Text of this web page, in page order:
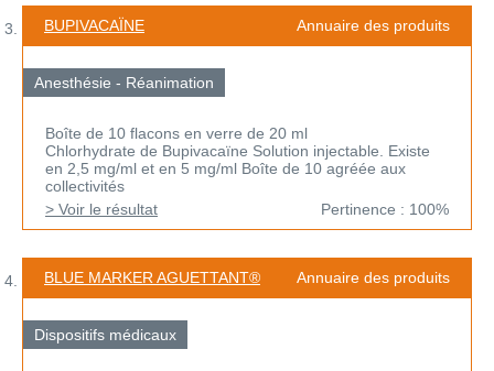
BUPIVACAÏNE Annuaire des produits
Anesthésie - Réanimation
Boîte de 10 flacons en verre de 20 ml
Chlorhydrate de Bupivacaïne Solution injectable. Existe
en 2,5 mg/ml et en 5 mg/ml Boîte de 10 agréée aux
collectivités
> Voir le résultat
Pertinence : 100%
BLUE MARKER AGUETTANT® Annuaire des produits
Dispositifs médicaux